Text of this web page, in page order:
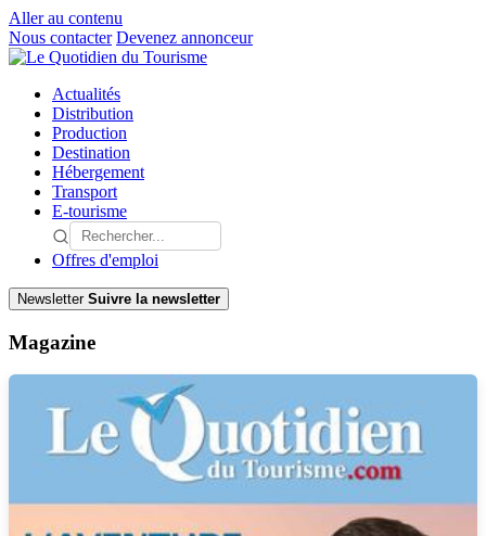
Aller au contenu
Nous contacter Devenez annonceur
Actualités
Distribution
Production
Destination
Hébergement
Transport
E-tourisme
Offres d'emploi
Newsletter Suivre la newsletter
Magazine